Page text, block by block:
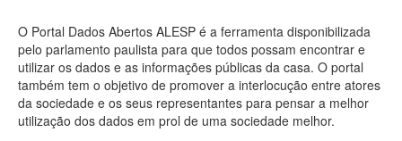
Planejamento
Catálogo de dados
Processo Legislativo
Deputados Estaduais
O Portal Dados Abertos ALESP é a ferramenta disponibilizada
pelo parlamento paulista para que todos possam encontrar e
utilizar os dados e as informações públicas da casa. O portal
também tem o objetivo de promover a interlocução entre atores
da sociedade e os seus representantes para pensar a melhor
utilização dos dados em prol de uma sociedade melhor.